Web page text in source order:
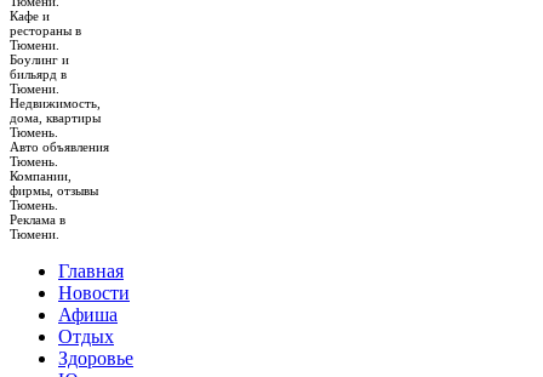
Кафе и
рестораны в
Тюмени.
Боулинг и
бильярд в
Тюмени.
Недвижимость,
дома, квартиры
Тюмень.
Авто объявления
Тюмень.
Компании,
фирмы, отзывы
Тюмень.
Реклама в
Тюмени.
Главная
Новости
Афиша
Отдых
Здоровье